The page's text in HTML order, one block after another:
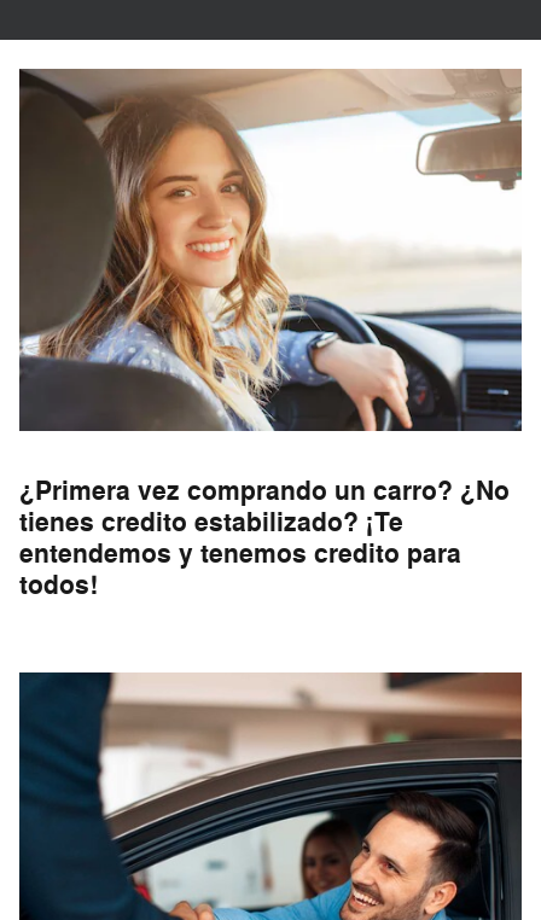
¿Primera vez comprando un carro? ¿No
tienes credito estabilizado? ¡Te
entendemos y tenemos credito para
todos!